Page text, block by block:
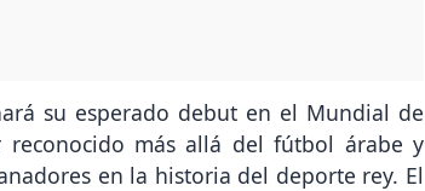
su esperado debut en el Mundial de
más allá del fútbol árabe y
en la historia del deporte rey. El